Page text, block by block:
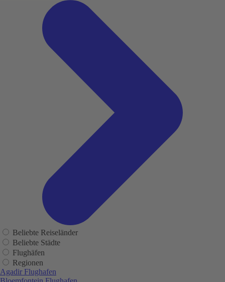
Beliebte Reiseländer
Beliebte Städte
Flughäfen
Regionen
Agadir Flughafen